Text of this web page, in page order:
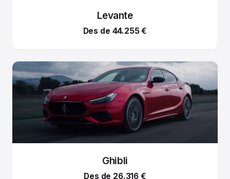
Levante
Des de 44.255 €
Ghibli
Des de 26.316 €